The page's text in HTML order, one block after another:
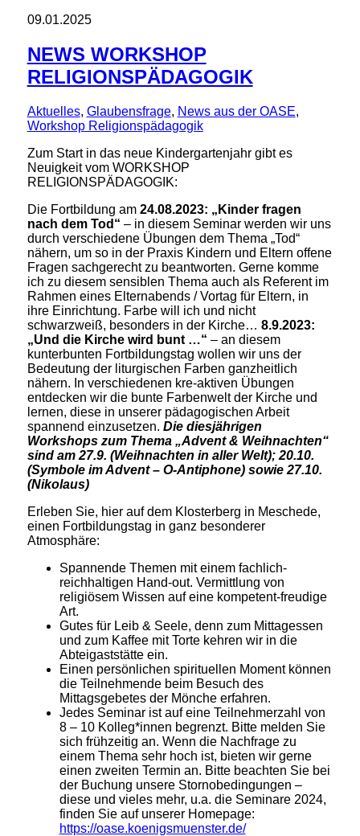
09.01.2025
NEWS WORKSHOP
RELIGIONSPÄDAGOGIK
Aktuelles, Glaubensfrage, News aus der OASE,
Workshop Religionspädagogik
Zum Start in das neue Kindergartenjahr gibt es
Neuigkeit vom WORKSHOP
RELIGIONSPÄDAGOGIK:
Die Fortbildung am 24.08.2023: „Kinder fragen
nach dem Tod“ – in diesem Seminar werden wir uns
durch verschiedene Übungen dem Thema „Tod“
nähern, um so in der Praxis Kindern und Eltern offene
Fragen sachgerecht zu beantworten. Gerne komme
ich zu diesem sensiblen Thema auch als Referent im
Rahmen eines Elternabends / Vortag für Eltern, in
ihre Einrichtung. Farbe will ich und nicht
schwarzweiß, besonders in der Kirche… 8.9.2023:
„Und die Kirche wird bunt …“ – an diesem
kunterbunten Fortbildungstag wollen wir uns der
Bedeutung der liturgischen Farben ganzheitlich
nähern. In verschiedenen kre-aktiven Übungen
entdecken wir die bunte Farbenwelt der Kirche und
lernen, diese in unserer pädagogischen Arbeit
spannend einzusetzen. Die diesjährigen
Workshops zum Thema „Advent & Weihnachten“
sind am 27.9. (Weihnachten in aller Welt); 20.10.
(Symbole im Advent – O-Antiphone) sowie 27.10.
(Nikolaus)
Erleben Sie, hier auf dem Klosterberg in Meschede,
einen Fortbildungstag in ganz besonderer
Atmosphäre:
Spannende Themen mit einem fachlich-
reichhaltigen Hand-out. Vermittlung von
religiösem Wissen auf eine kompetent-freudige
Art.
Gutes für Leib & Seele, denn zum Mittagessen
und zum Kaffee mit Torte kehren wir in die
Abteigaststätte ein.
Einen persönlichen spirituellen Moment können
die Teilnehmende beim Besuch des
Mittagsgebetes der Mönche erfahren.
Jedes Seminar ist auf eine Teilnehmerzahl von
8 – 10 Kolleg*innen begrenzt. Bitte melden Sie
sich frühzeitig an. Wenn die Nachfrage zu
einem Thema sehr hoch ist, bieten wir gerne
einen zweiten Termin an. Bitte beachten Sie bei
der Buchung unsere Stornobedingungen –
diese und vieles mehr, u.a. die Seminare 2024,
finden Sie auf unserer Homepage:
https://oase.koenigsmuenster.de/